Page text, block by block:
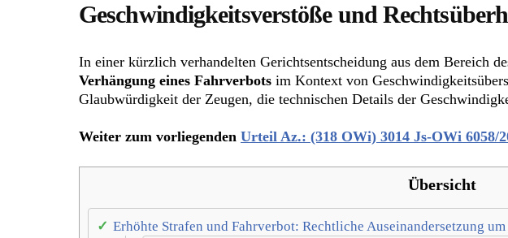
Geschwindigkeitsverstöße und
In einer kürzlich verhandelten Gerichtsentscheidung aus dem Bereich
Verhängung eines Fahrverbots im Kontext von
Glaubwürdigkeit der Zeugen, die technischen Details der
Weiter zum vorliegenden Urteil Az.: (318 OWi) 3014 Js-OWi 6058/
Übersicht
Erhöhte Strafen und Fahrverbot: Rechtliche Auseinandersetzung